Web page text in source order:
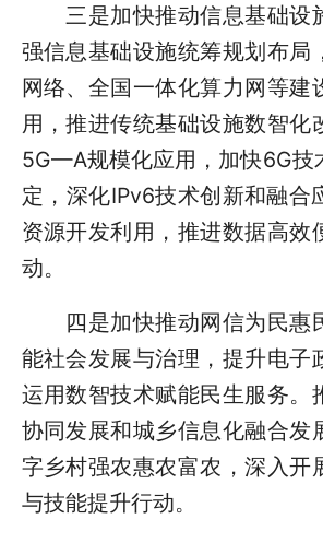
三是加快推动信息基础设
强信息基础设施统筹规划布局
网络、全国一体化算力网等建
用，推进传统基础设施数智化
5G—A规模化应用，加快6G技
定，深化IPv6技术创新和融合
资源开发利用，推进数据高效
动。
四是加快推动网信为民惠
能社会发展与治理，提升电子
运用数智技术赋能民生服务。
协同发展和城乡信息化融合发
字乡村强农惠农富农，深入开
与技能提升行动。